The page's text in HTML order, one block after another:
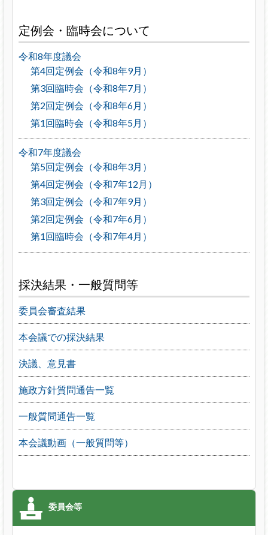
定例会・臨時会について
令和8年度議会
第4回定例会（令和8年9月）
第3回臨時会（令和8年7月）
第2回定例会（令和8年6月）
第1回臨時会（令和8年5月）
令和7年度議会
第5回定例会（令和8年3月）
第4回定例会（令和7年12月）
第3回定例会（令和7年9月）
第2回定例会（令和7年6月）
第1回臨時会（令和7年4月）
採決結果・一般質問等
委員会審査結果
本会議での採決結果
決議、意見書
施政方針質問通告一覧
一般質問通告一覧
本会議動画（一般質問等）